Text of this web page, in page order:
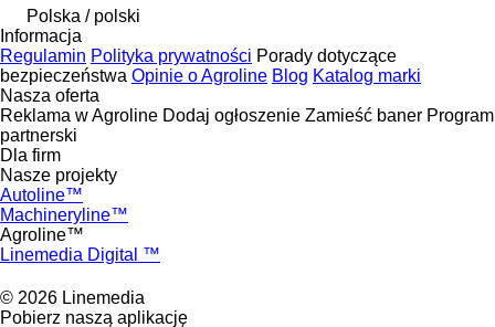
Polska / polski
Informacja
Regulamin Polityka prywatności Porady dotyczące
bezpieczeństwa Opinie o Agroline Blog Katalog marki
Nasza oferta
Reklama w Agroline Dodaj ogłoszenie Zamieść baner Program
partnerski
Dla firm
Nasze projekty
Autoline™
Machineryline™
Agroline™
Linemedia Digital ™
© 2026 Linemedia
Pobierz naszą aplikację